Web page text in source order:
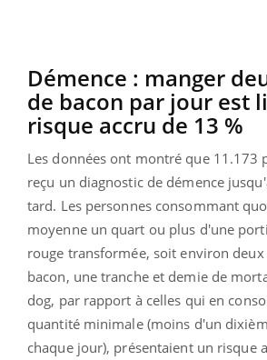
Démence : manger
de bacon par jour est
risque accru de 13 %
Les données ont montré que 11.173
reçu un diagnostic de démence
tard. Les personnes consommant
moyenne un quart ou plus d'une
rouge transformée, soit environ deux
bacon, une tranche et demie de
dog, par rapport à celles qui en
quantité minimale (moins d'un
chaque jour), présentaient un risque